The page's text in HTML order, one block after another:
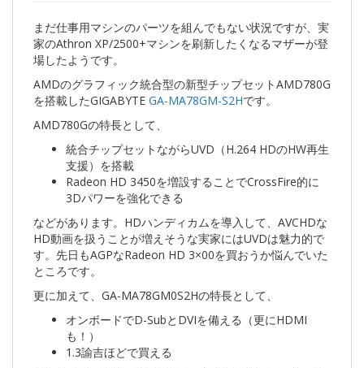
まだ仕事用マシンのパーツを組んでもない状況ですが、実
家のAthron XP/2500+マシンを刷新したくなるマザーが登
場したようです。
AMDのグラフィック統合型の新型チップセットAMD780G
を搭載したGIGABYTE GA-MA78GM-S2Hです。
AMD780Gの特長として、
統合チップセットながらUVD（H.264 HDのHW再生
支援）を搭載
Radeon HD 3450を増設することでCrossFire的に
3Dパワーを強化できる
などがあります。HDハンディカムを導入して、AVCHDな
HD動画を扱うことが増えそうな実家にはUVDは魅力的で
す。先日もAGPなRadeon HD 3×00を買おうか悩んでいた
ところです。
更に加えて、GA-MA78GM0S2Hの特長として、
オンボードでD-SubとDVIを備える（更にHDMI
も！）
1.3諭吉ほどで買える